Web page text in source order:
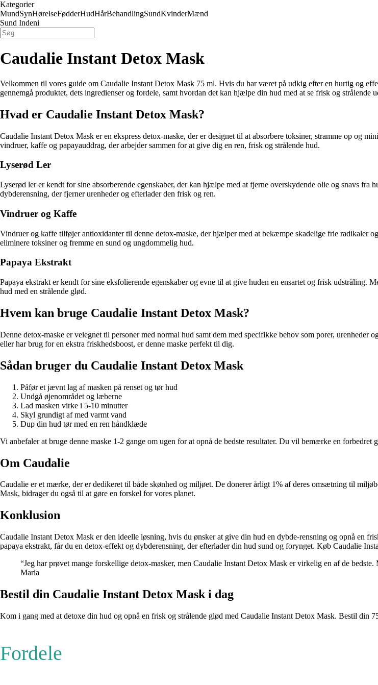
Kategorier
MundSynHørelseFødderHudHårBehandlingSundKvinderMænd
Sund Indeni
Caudalie Instant Detox Mask
Velkommen til vores guide om Caudalie Instant Detox Mask 75 ml. Hvis du har været på udkig efter en hurtig og
gennemgå produktet, dets ingredienser og fordele, samt hvordan det kan hjælpe din hud med at se frisk og strålende
Hvad er Caudalie Instant Detox Mask?
Caudalie Instant Detox Mask er en ekspress detox-maske, der er designet til at absorbere toksiner, stramme op og
vindruer, kaffe og papayauddrag, der arbejder sammen for at give dig en ren, frisk og strålende hud.
Lyserød Ler
Lyserød ler er kendt for sine absorberende egenskaber, der kan hjælpe med at fjerne overskydende olie og snavs
dybderensning, der fjerner urenheder og efterlader den frisk og ren.
Vindruer og Kaffe
Vindruer og kaffe tilføjer antioxidanter til denne detox-maske, der hjælper med at bekæmpe skadelige frie radikaler
eliminere toksiner og fremme en sund og ungdommelig hud.
Papaya Ekstrakt
Papaya ekstrakt er kendt for sine eksfolierende egenskaber og evne til at give huden en ensartet og frisk
hud med en strålende glød.
Hvem kan bruge Caudalie Instant Detox Mask?
Denne detox-maske er velegnet til personer med normal hud samt dem med specifikke behov som porer, urenheder
eller har brug for en ekstra friskhedsboost, er denne maske perfekt til dig.
Sådan bruger du Caudalie Instant Detox Mask
Påfør et jævnt lag af masken på renset og tør hud
Undgå øjenområdet og læberne
Lad masken virke i 5-10 minutter
Skyl grundigt af med varmt vand
Dup din hud tør med en ren håndklæde
Vi anbefaler at bruge denne maske 1-2 gange om ugen for at opnå de bedste resultater. Du vil bemærke en
Om Caudalie
Caudalie er et mærke, der er dedikeret til både skønhed og miljøet. De donerer årligt 1% af deres omsætning til
Mask, bidrager du også til at gøre en forskel for vores planet.
Konklusion
Caudalie Instant Detox Mask er den ideelle løsning, hvis du ønsker at give din hud en dybde-rensning og opnå en
papaya ekstrakt, får du en detox-effekt og dybderensning, der efterlader din hud sund og forynget. Køb Caudalie
“Jeg har prøvet mange forskellige detox-masker, men Caudalie Instant Detox Mask er virkelig en af de
Maria
Bestil din Caudalie Instant Detox Mask i dag
Kom i gang med at detoxe din hud og opnå en frisk og strålende glød med Caudalie Instant Detox Mask. Bestil din
Fordele